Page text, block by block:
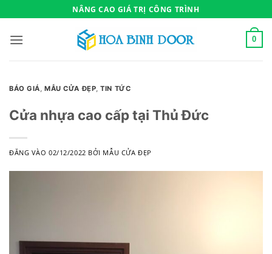
qua
nội
NÂNG CAO GIÁ TRỊ CÔNG TRÌNH
0
BÁO GIÁ,MẪU CỬA ĐẸP,TIN TỨC
Cửa nhựa cao cấp tại Thủ Đức
ĐĂNG VÀO02/12/2022 BỞI MẪU CỬA ĐẸP